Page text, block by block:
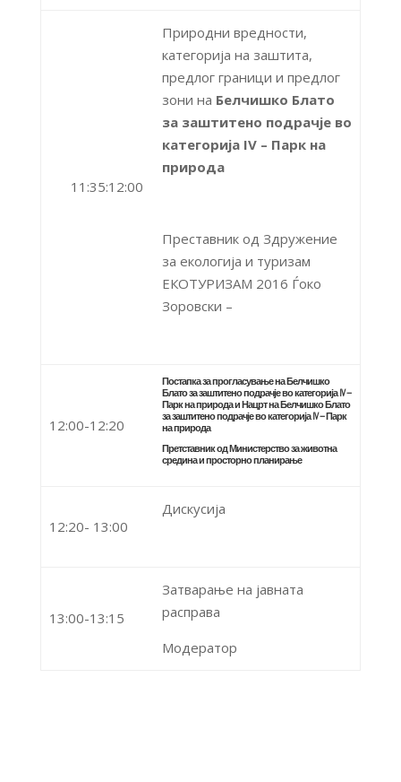
11:35:12:00
Природни вредности,
категорија на заштита,
предлог граници и предлог
зони на Белчишко Блато
за заштитено подрачје во
категорија IV – Парк на
природа
Преставник од Здружение
за екологија и туризам
ЕКОТУРИЗАМ 2016 Ѓоко
Зоровски –
12:00-12:20
Постапка за прогласување наБелчишко
Блато за заштитено подрачје во категорија IV –
Парк на природаи Нацрт наБелчишко Блато
за заштитено подрачје во категорија IV – Парк
на природа
Претставник од Министерство за животна
средина и просторно планирање
12:20- 13:00
Дискусија
13:00-13:15
Затварање на јавната
расправа
Модератор